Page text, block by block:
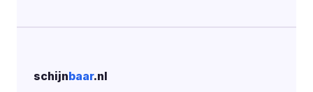
schijnbaar.nl